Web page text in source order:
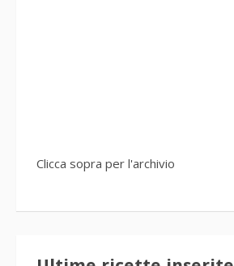
Clicca sopra per l'archivio